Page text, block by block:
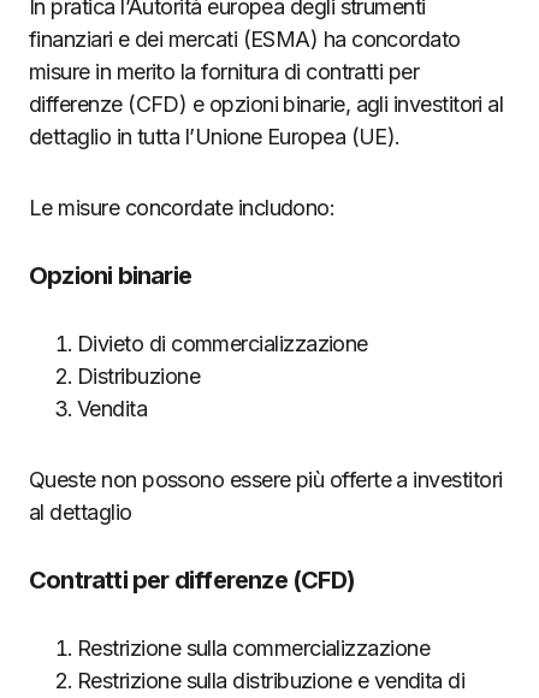
In pratica l’Autorità europea degli strumenti
finanziari e dei mercati (ESMA) ha concordato
misure in merito la fornitura di contratti per
differenze (CFD) e opzioni binarie, agli investitori al
dettaglio in tutta l’Unione Europea (UE).
Le misure concordate includono:
Opzioni binarie
Divieto di commercializzazione
Distribuzione
Vendita
Queste non possono essere più offerte a investitori
al dettaglio
Contratti per differenze (CFD)
Restrizione sulla commercializzazione
Restrizione sulla distribuzione e vendita di